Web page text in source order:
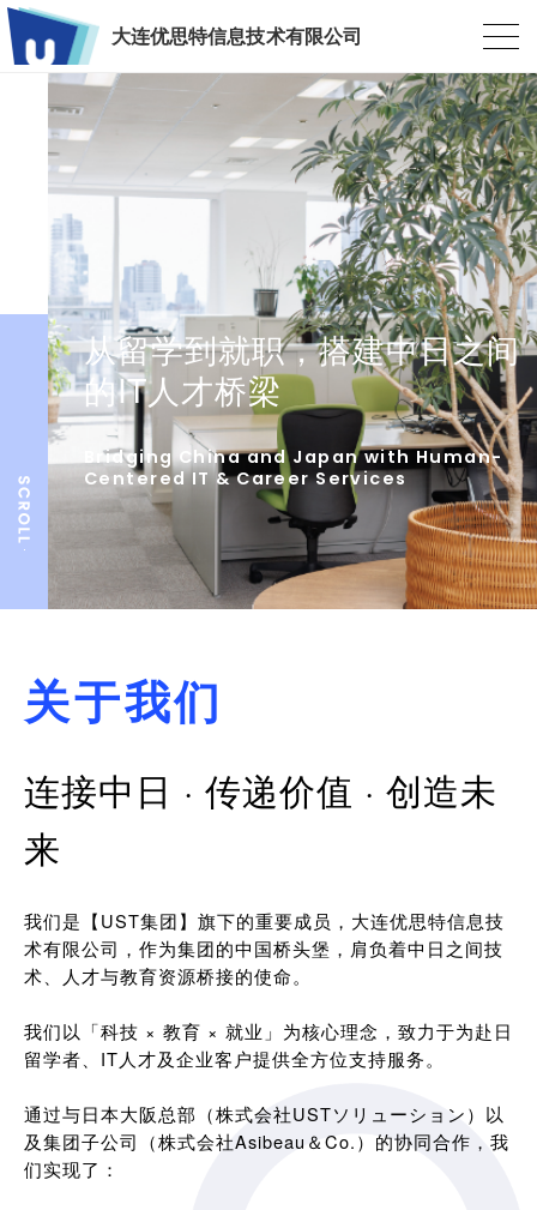
大连优思特信息技术有限公司
从留学到就职，搭建中日之间
的IT人才桥梁
Bridging China and Japan with Human-
Centered IT & Career Services
关于我们
连接中日 · 传递价值 · 创造未
来
我们是【UST集团】旗下的重要成员，大连优思特信息技
术有限公司，作为集团的中国桥头堡，肩负着中日之间技
术、人才与教育资源桥接的使命。
我们以「科技 × 教育 × 就业」为核心理念，致力于为赴日
留学者、IT人才及企业客户提供全方位支持服务。
通过与日本大阪总部（株式会社USTソリューション）以
及集团子公司（株式会社Asibeau＆Co.）的协同合作，我
们实现了：